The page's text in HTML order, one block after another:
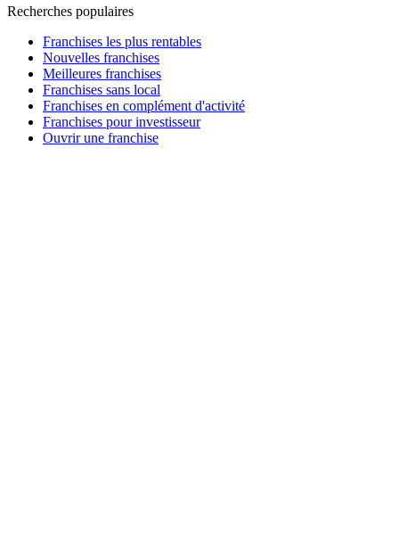
Recherches populaires
Franchises les plus rentables
Nouvelles franchises
Meilleures franchises
Franchises sans local
Franchises en complément d'activité
Franchises pour investisseur
Ouvrir une franchise